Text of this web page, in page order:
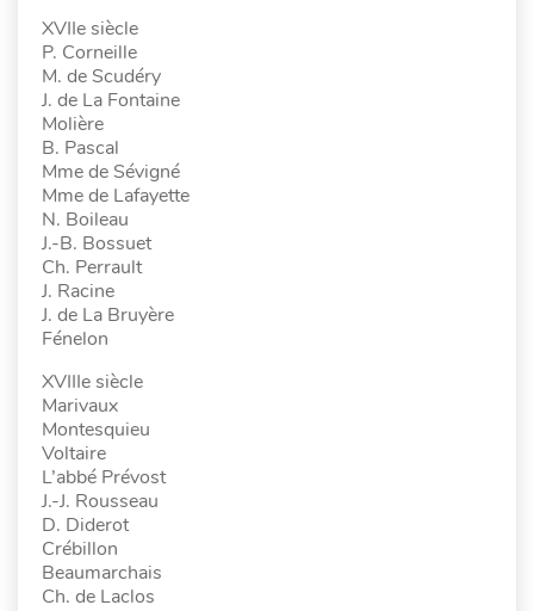
XVIIe siècle
P. Corneille
M. de Scudéry
J. de La Fontaine
Molière
B. Pascal
Mme de Sévigné
Mme de Lafayette
N. Boileau
J.-B. Bossuet
Ch. Perrault
J. Racine
J. de La Bruyère
Fénelon
XVIIIe siècle
Marivaux
Montesquieu
Voltaire
L’abbé Prévost
J.-J. Rousseau
D. Diderot
Crébillon
Beaumarchais
Ch. de Laclos